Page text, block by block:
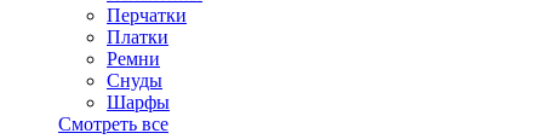
Перчатки
Платки
Ремни
Снуды
Шарфы
Смотреть все